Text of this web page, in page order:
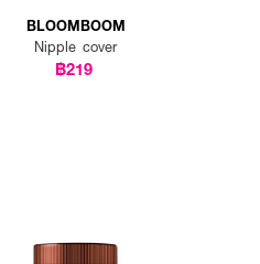
BLOOMBOOM
Nipple cover
฿219